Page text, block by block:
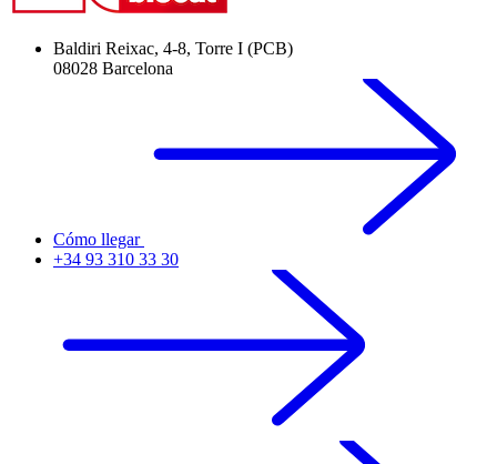
Baldiri Reixac, 4-8, Torre I (PCB)
08028 Barcelona
Cómo llegar
+34 93 310 33 30